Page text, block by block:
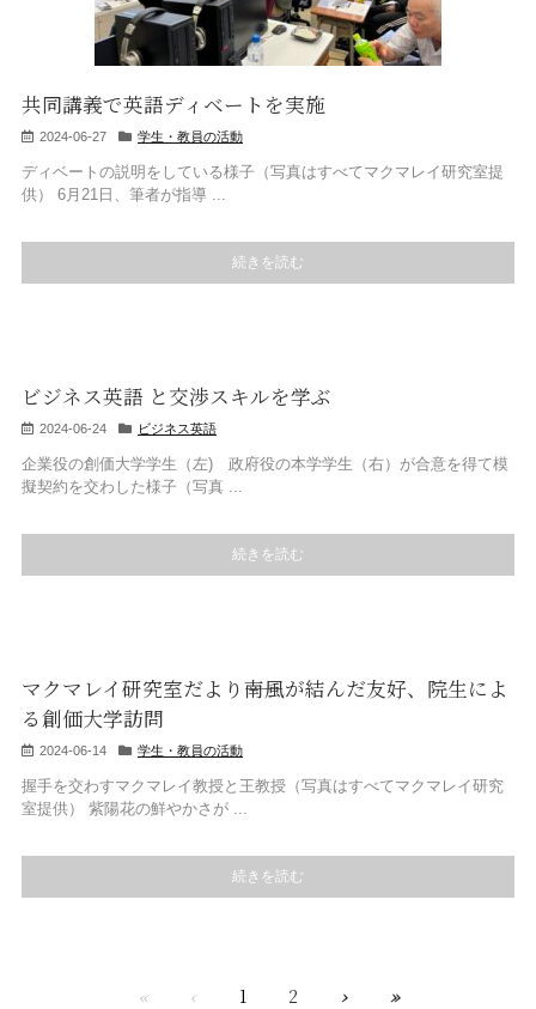
共同講義で英語ディベートを実施
2024-06-27 学生・教員の活動
ディベートの説明をしている様子（写真はすべてマクマレイ研究室提
供） 6月21日、筆者が指導 ...
続きを読む
ビジネス英語 と交渉スキルを学ぶ
2024-06-24 ビジネス英語
企業役の創価大学学生（左) 政府役の本学学生（右）が合意を得て模
擬契約を交わした様子（写真 ...
続きを読む
マクマレイ研究室だより――南風が結んだ友好、院生によ
る創価大学訪問
2024-06-14 学生・教員の活動
握手を交わすマクマレイ教授と王教授（写真はすべてマクマレイ研究
室提供） 紫陽花の鮮やかさが ...
続きを読む
« ‹ 1 2 › »